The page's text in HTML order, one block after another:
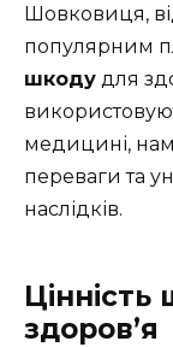
Шовковиця,
популярним
шкоду для
медицині,
переваги та
наслідків.
Цінність
здоров’я